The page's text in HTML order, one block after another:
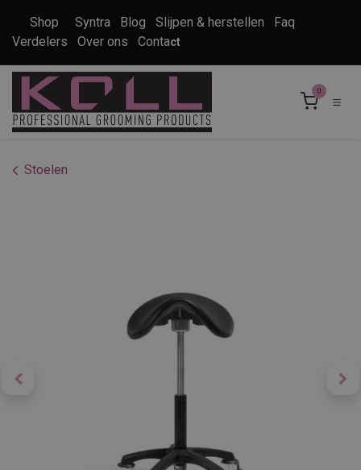
Shop Syntra Blog Slijpen & herstellen
Faq
Verdelers
Over ons Contact
0
Stoelen